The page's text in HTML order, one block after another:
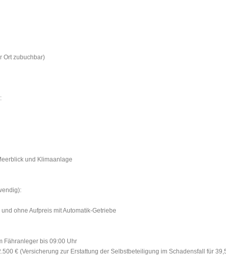
Ort zubuchbar)
und Klimaanlage
und ohne Aufpreis mit Automatik-Getriebe
Fähranleger bis 09:00 Uhr
€ (Versicherung zur Erstattung der Selbstbeteiligung im Schadensfall für